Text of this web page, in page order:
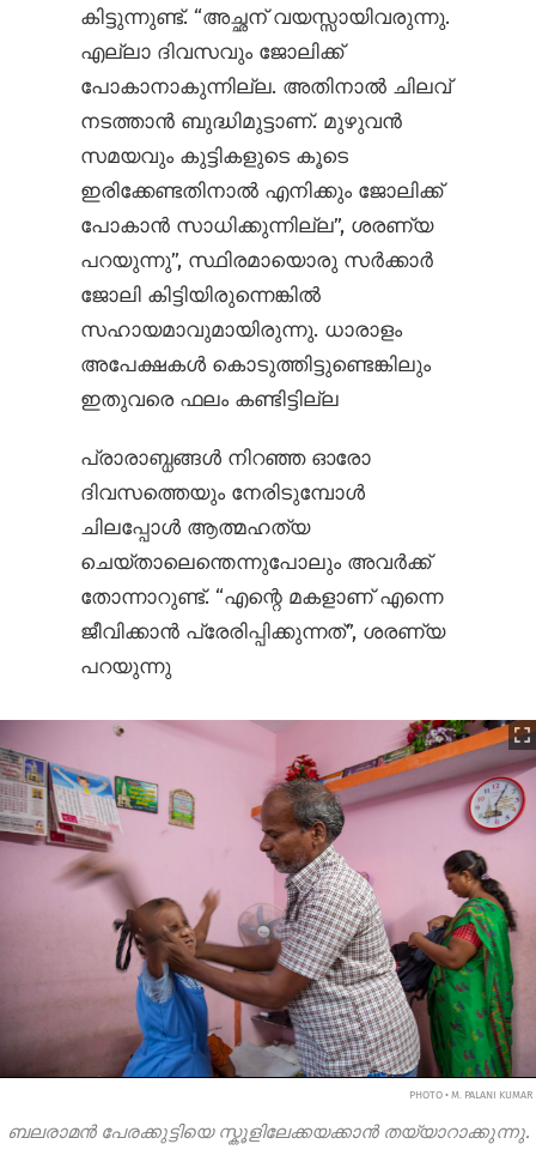
കിട്ടുന്നുണ്ട്. “അച്ഛന് വയസ്സായിവരുന്നു.
എല്ലാ ദിവസവും ജോലിക്ക്
പോകാനാകുന്നില്ല. അതിനാൽ ചിലവ്
നടത്താൻ ബുദ്ധിമുട്ടാണ്. മുഴുവൻ
സമയവും കുട്ടികളുടെ കൂടെ
ഇരിക്കേണ്ടതിനാൽ എനിക്കും ജോലിക്ക്
പോകാൻ സാധിക്കുന്നില്ല”, ശരണ്യ
പറയുന്നു”, സ്ഥിരമായൊരു സർക്കാർ
ജോലി കിട്ടിയിരുന്നെങ്കിൽ
സഹായമാവുമായിരുന്നു. ധാരാളം
അപേക്ഷകൾ കൊടുത്തിട്ടുണ്ടെങ്കിലും
ഇതുവരെ ഫലം കണ്ടിട്ടില്ല
പ്രാരാബ്ധങ്ങൾ നിറഞ്ഞ ഓരോ
ദിവസത്തെയും നേരിടുമ്പോൾ
ചിലപ്പോൾ ആത്മഹത്യ
ചെയ്താലെന്തെന്നുപോലും അവർക്ക്
തോന്നാറുണ്ട്. “എന്റെ മകളാണ് എന്നെ
ജീവിക്കാൻ പ്രേരിപ്പിക്കുന്നത്”, ശരണ്യ
പറയുന്നു
PHOTO • M. PALANI KUMAR
ബലരാമൻ പേരക്കുട്ടിയെ സ്കൂളിലേക്കയക്കാൻ തയ്യാറാക്കുന്നു.